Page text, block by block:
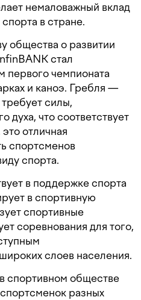
немаловажный вклад
в стране.
общества о развитии
стал
чемпионата
и каноэ. Гребля —
силы,
духа, что соответствует
отличная
спортсменов
спорта.
в поддержке спорта
в спортивную
спортивные
соревнования для того,
слоев населения.
спортивном обществе
разных